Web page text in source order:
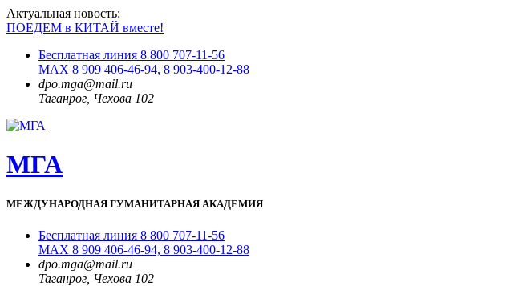
Актуальная новость:
ПОЕДЕМ в КИТАЙ вместе!
Бесплатная линия 8 800 707-11-56
MAX 8 909 406-46-94, 8 903-400-12-88
dpo.mga@mail.ru
Таганрог, Чехова 102
МГА
МЕЖДУНАРОДНАЯ ГУМАНИТАРНАЯ АКАДЕМИЯ
Бесплатная линия 8 800 707-11-56
MAX 8 909 406-46-94, 8 903-400-12-88
dpo.mga@mail.ru
Таганрог, Чехова 102